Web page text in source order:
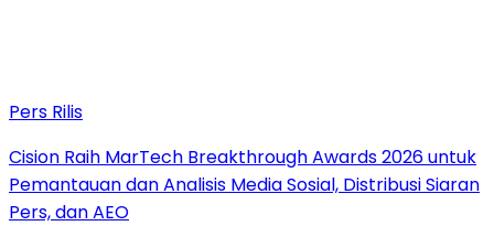
Pers Rilis
Cision Raih MarTech Breakthrough Awards 2026 untuk
Pemantauan dan Analisis Media Sosial, Distribusi Siaran
Pers, dan AEO